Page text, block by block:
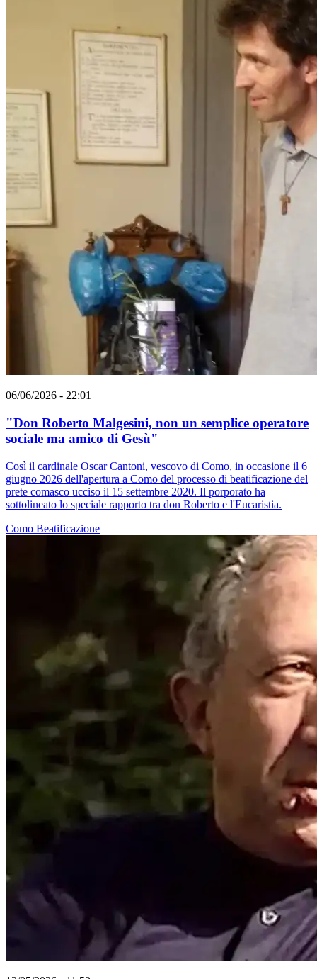
06/06/2026 - 22:01
"Don Roberto Malgesini, non un semplice operatore
sociale ma amico di Gesù"
Così il cardinale Oscar Cantoni, vescovo di Como, in occasione il 6
giugno 2026 dell'apertura a Como del processo di beatificazione del
prete comasco ucciso il 15 settembre 2020. Il porporato ha
sottolineato lo speciale rapporto tra don Roberto e l'Eucaristia.
Como Beatificazione